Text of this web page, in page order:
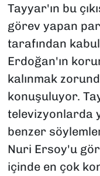
Tayyar'ın bu
görev yapan
tarafından
Erdoğan'ın
kalınmak
konuşuluyor.
televizyonlarda
benzer
Nuri Ersoy'u
içinde en çok